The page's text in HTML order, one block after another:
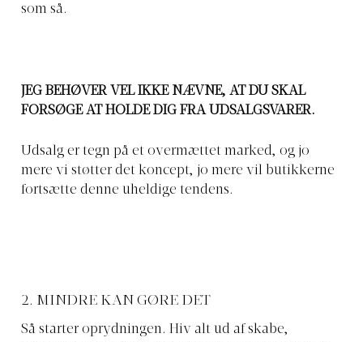
som så.
JEG BEHØVER VEL IKKE NÆVNE, AT DU SKAL
FORSØGE AT HOLDE DIG FRA UDSALGSVARER.
Udsalg er tegn på et overmættet marked, og jo
mere vi støtter det koncept, jo mere vil butikkerne
fortsætte denne uheldige tendens.
2. MINDRE KAN GØRE DET
Så starter oprydningen. Hiv alt ud af skabe,